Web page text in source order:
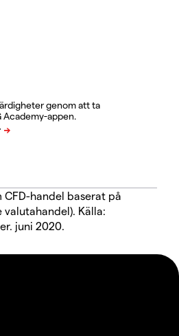
genom att ta
Academy-appen.
handel baserat på
Källa:
juni 2020.